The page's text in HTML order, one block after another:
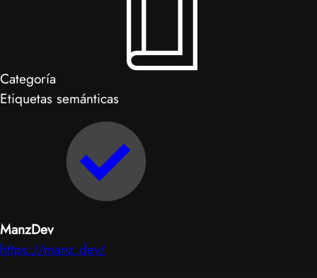
Categoría
Etiquetas semánticas
ManzDev
https://manz.dev/